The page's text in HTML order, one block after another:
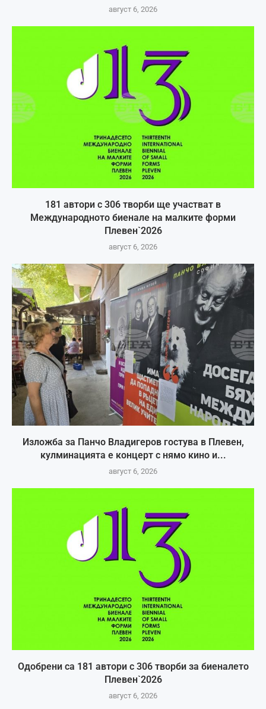
август 6, 2026
181 автори с 306 творби ще участват в
Международното биенале на малките форми
Плевен`2026
август 6, 2026
Изложба за Панчо Владигеров гостува в Плевен,
кулминацията е концерт с нямо кино и...
август 6, 2026
Одобрени са 181 автори с 306 творби за биеналето
Плевен`2026
август 6, 2026